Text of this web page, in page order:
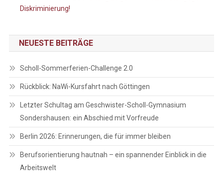
Diskriminierung!
NEUESTE BEITRÄGE
Scholl-Sommerferien-Challenge 2.0
Rückblick: NaWi-Kursfahrt nach Göttingen
Letzter Schultag am Geschwister-Scholl-Gymnasium
Sondershausen: ein Abschied mit Vorfreude
Berlin 2026: Erinnerungen, die für immer bleiben
Berufsorientierung hautnah – ein spannender Einblick in die
Arbeitswelt